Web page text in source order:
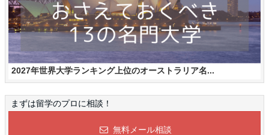
2027年世界大学ランキング上位のオーストラリア名...
まずは留学のプロに相談！
無料メール相談